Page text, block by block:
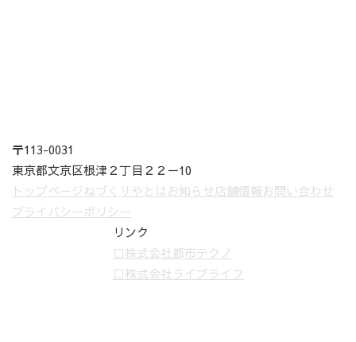
〒113-0031
東京都文京区根津２丁目２２－10
トップページねづくりやとはお知らせ 店舗情報お問い合わせ
プライバシーポリシー
リンク
□株式会社都市テクノ
□株式会社ライブライフ